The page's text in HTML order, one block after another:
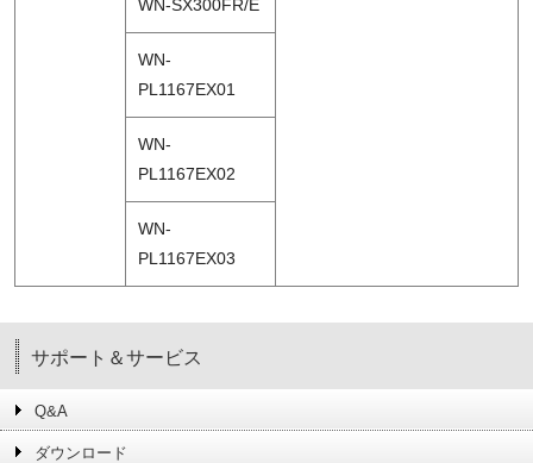
WN-SX300FR/E
WN-
PL1167EX01
WN-
PL1167EX02
WN-
PL1167EX03
サポート＆サービス
Q&A
ダウンロード